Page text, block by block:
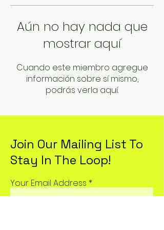
Aún no hay nada que
mostrar aquí
Cuando este miembro agregue
información sobre sí mismo,
podrás verla aquí.
Join Our Mailing List To
Stay In The Loop!
Your Email Address